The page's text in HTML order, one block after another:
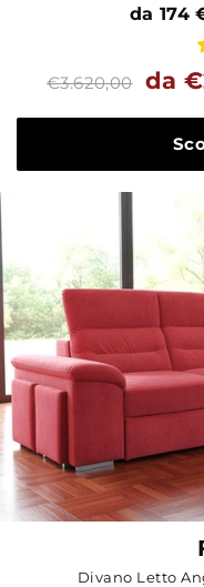
da 174
Prezzo
standard
€3.620,00 da
Divano Letto